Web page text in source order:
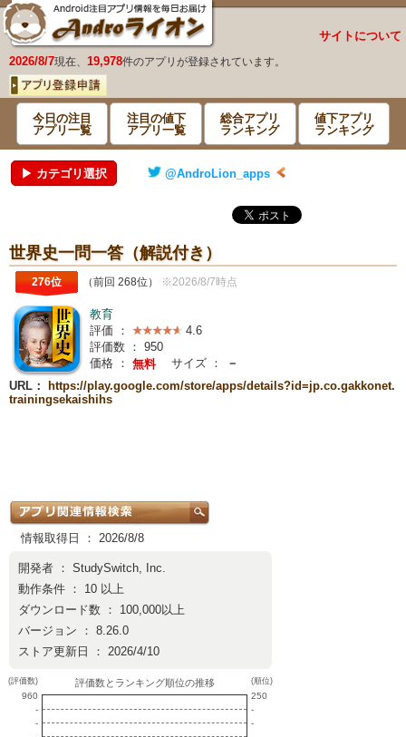
サイトについて
2026/8/7現在、 19,978件のアプリが登録されています。
今日の注目
アプリ一覧
注目の値下
アプリ一覧
総合アプリ
ランキング
値下アプリ
ランキング
▶ カテゴリ選択 @AndroLion_apps
世界史一問一答（解説付き）
276位 （前回 268位） ※2026/8/7時点
教育
評価 ：
4.6
評価数 ： 950
価格 ： 無料 サイズ ：
－
URL：
https://play.google.com/store/apps/details?id=jp.co.gakkonet.
trainingsekaishihs
情報取得日 ： 2026/8/8
開発者 ： StudySwitch, Inc.
動作条件 ： 10 以上
ダウンロード数 ： 100,000以上
バージョン ： 8.26.0
ストア更新日 ： 2026/4/10
(評価数)
960
-
-
評価数とランキング順位の推移 (順位)
250
-
-